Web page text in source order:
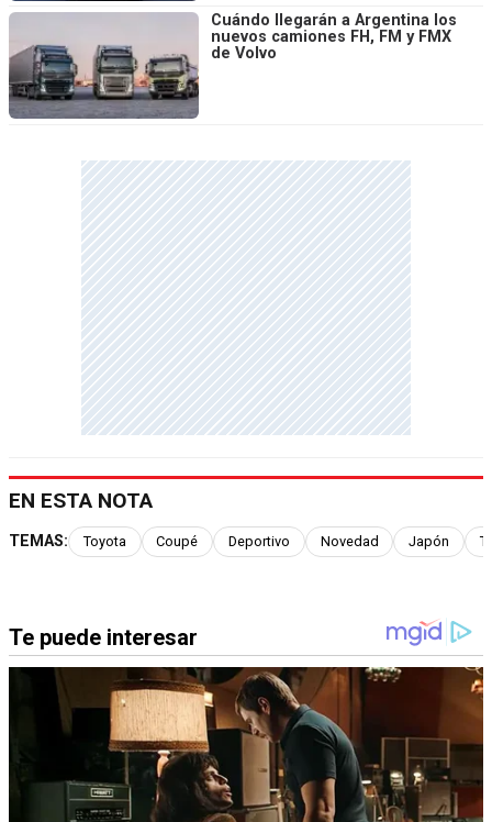
Cuándo llegarán a Argentina los
nuevos camiones FH, FM y FMX
de Volvo
EN ESTA NOTA
TEMAS: Toyota Coupé Deportivo Novedad Japón